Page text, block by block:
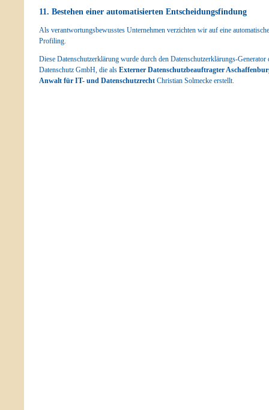
11. Bestehen einer automatisierten Entscheidungsfindung
Als verantwortungsbewusstes Unternehmen verzichten wir auf eine
Profiling.
Diese Datenschutzerklärung wurde durch den Datenschutzerklärungs-
Datenschutz GmbH, die als Externer Datenschutzbeauftragter
Anwalt für IT- und Datenschutzrecht Christian Solmecke erstellt.